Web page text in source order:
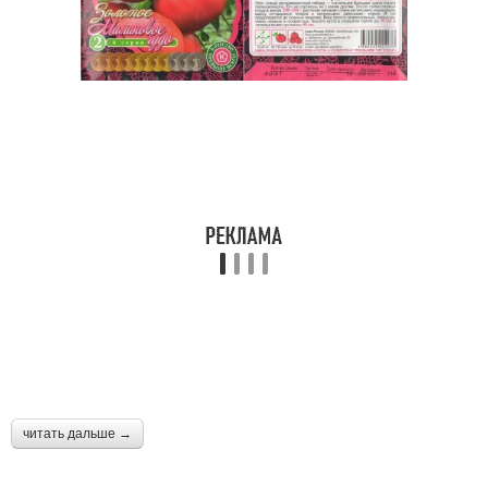
читать дальше →